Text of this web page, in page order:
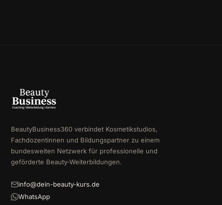
BeautyBusiness360 verbindet Kosmetikstudios,
Fachdozentinnen und Bildungspartner zu einem
bundesweiten Netzwerk für professionelle und
geförderte Beauty-Weiterbildungen.
info@dein-beauty-kurs.de
WhatsApp